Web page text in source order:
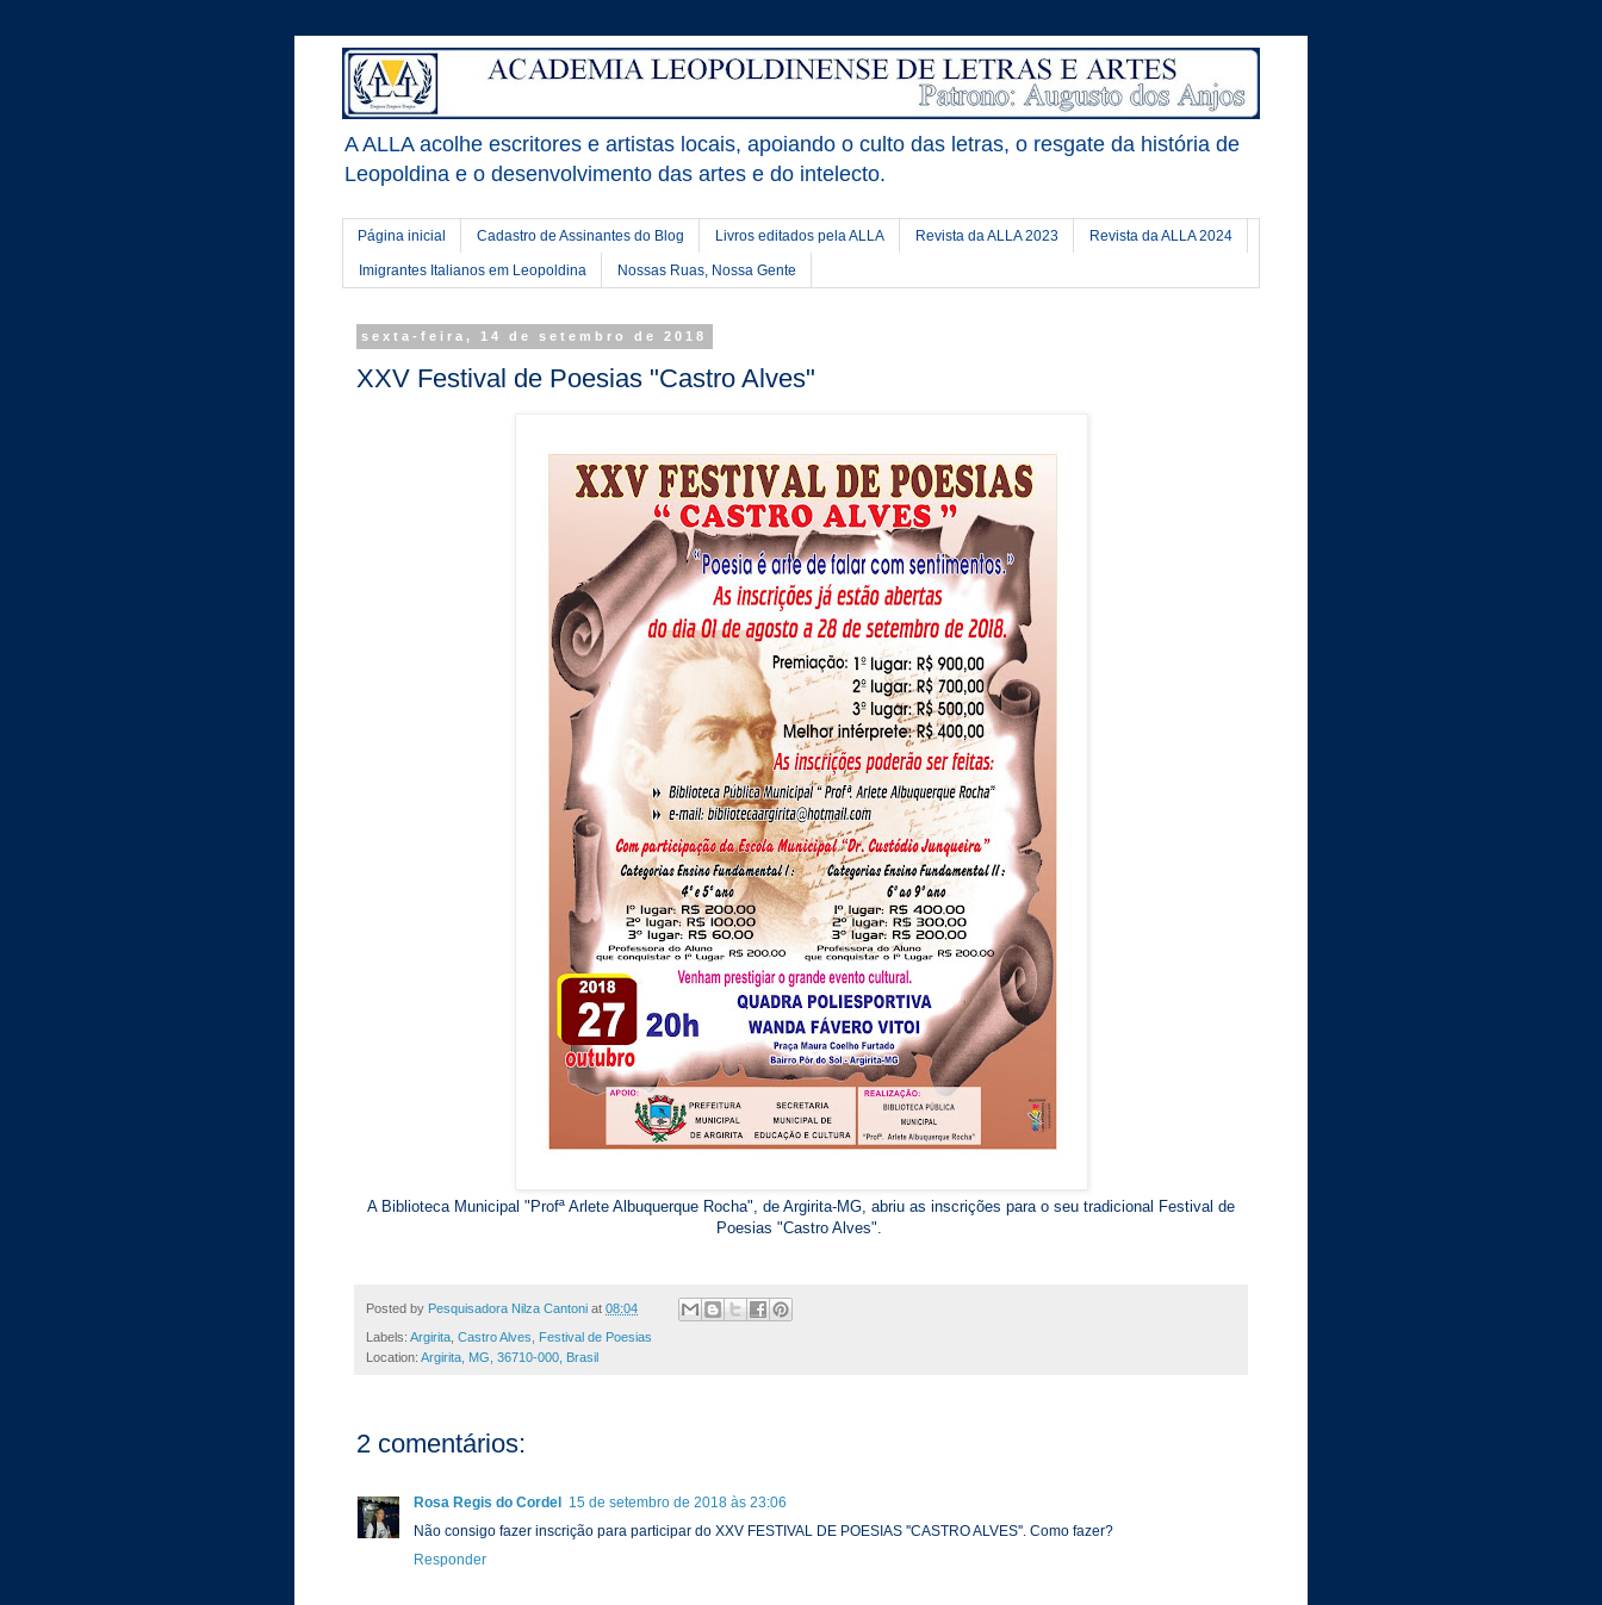
A ALLA acolhe escritores e artistas locais, apoiando o culto das letras, o resgate da história de
Leopoldina e o desenvolvimento das artes e do intelecto.
Página inicial Cadastro de Assinantes do Blog Livros editados pela ALLA Revista da ALLA 2023 Revista da ALLA 2024
Imigrantes Italianos em Leopoldina Nossas Ruas, Nossa Gente
sexta-feira, 14 de setembro de 2018
XXV Festival de Poesias "Castro Alves"
A Biblioteca Municipal "Profª Arlete Albuquerque Rocha", de Argirita-MG, abriu as inscrições para o seu tradicional Festival de
Poesias "Castro Alves".
Posted by Pesquisadora Nilza Cantoni at 08:04
Labels: Argirita Castro Alves
Festival de Poesias
Location: Argirita, MG, 36710-000, Brasil
2 comentários:
Rosa Regis do Cordel 15 de setembro de 2018 às 23:06
Não consigo fazer inscrição para participar do XXV FESTIVAL DE POESIAS ''CASTRO ALVES''. Como fazer?
Responder